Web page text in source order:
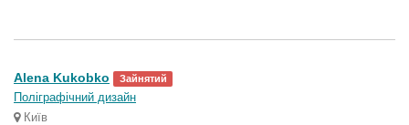
Alena Kukobko Зайнятий
Поліграфічний дизайн
Київ